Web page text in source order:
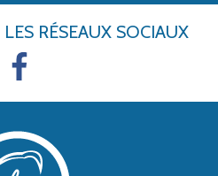
LES RÉSEAUX SOCIAUX